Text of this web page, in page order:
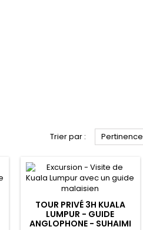
Trier par : Pertinence
TOUR PRIVÉ 3H KUALA
LUMPUR - GUIDE
ANGLOPHONE - SUHAIMI